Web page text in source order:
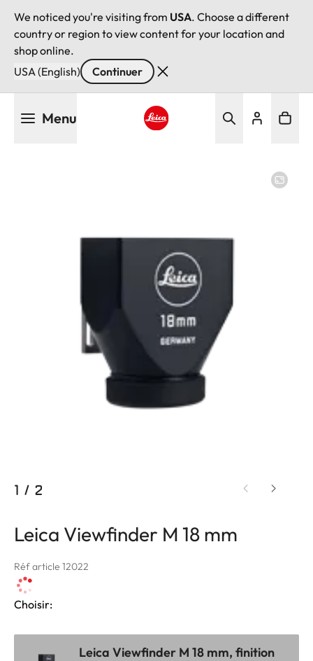
We noticed you're visiting from USA. Choose a different
country or region to view content for your location and
shop online.
USA (English)
Continuer
Menu
1 / 2
Leica Viewfinder M 18 mm
Réf article 12022
Choisir:
Leica Viewfinder M 18 mm, finition